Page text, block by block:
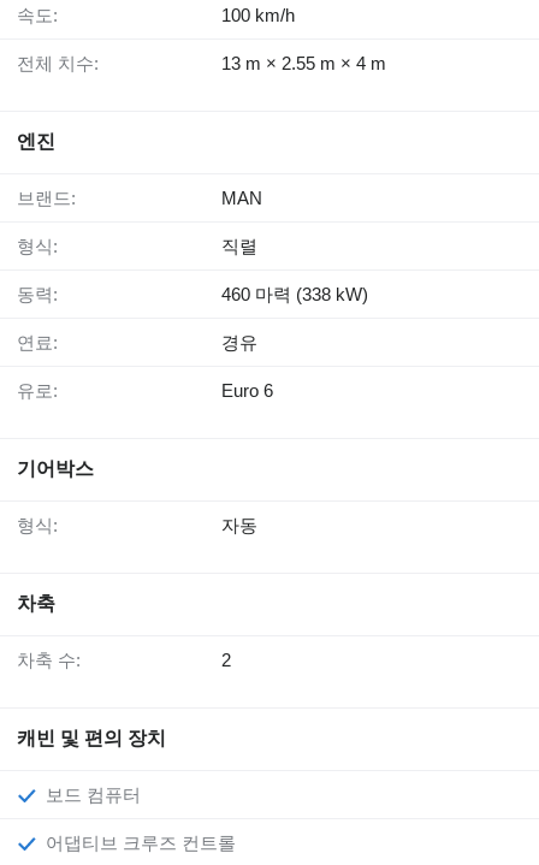
속도: 100 km/h
전체 치수: 13 m × 2.55 m × 4 m
엔진
브랜드: MAN
형식: 직렬
동력: 460 마력 (338 kW)
연료: 경유
유로: Euro 6
기어박스
형식: 자동
차축
차축 수: 2
캐빈 및 편의 장치
보드 컴퓨터
어댑티브 크루즈 컨트롤